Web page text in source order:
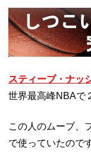
スティーブ・ナッ
世界最高峰NBAで
この人のムーブ、
で使っていたので